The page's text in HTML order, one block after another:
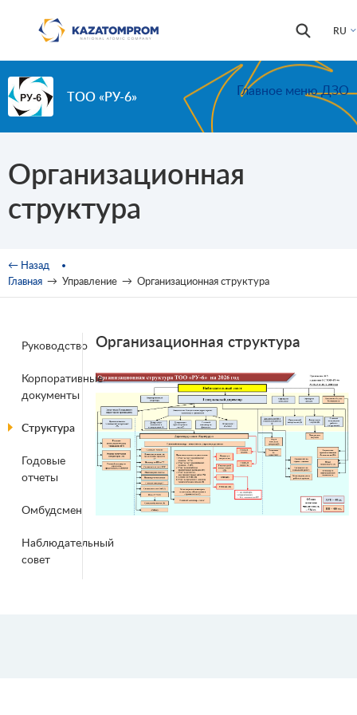
RU
Форма
Поиск
ТОО «РУ-6» Главное меню ДЗО
Организационная
структура
Вы здесь
← Назад
Главная → Управление → Организационная структура
Руководство
Корпоративные
документы
Структура
Годовые
отчеты
Омбудсмен
Наблюдательный
совет
Организационная структура